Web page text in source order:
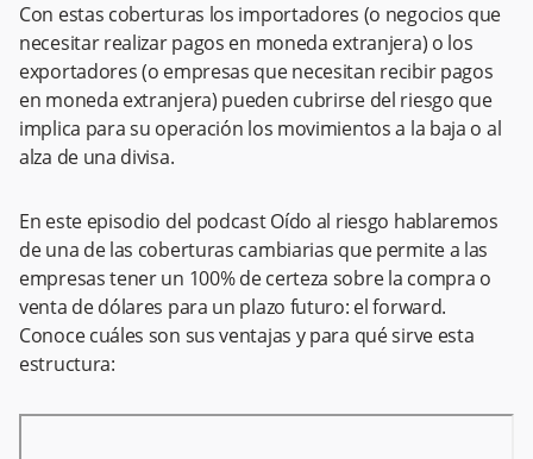
Con estas coberturas los importadores (o negocios que
necesitar realizar pagos en moneda extranjera) o los
exportadores (o empresas que necesitan recibir pagos
en moneda extranjera) pueden cubrirse del riesgo que
implica para su operación los movimientos a la baja o al
alza de una divisa.
En este episodio del podcast Oído al riesgo hablaremos
de una de las coberturas cambiarias que permite a las
empresas tener un 100% de certeza sobre la compra o
venta de dólares para un plazo futuro: el forward.
Conoce cuáles son sus ventajas y para qué sirve esta
estructura: